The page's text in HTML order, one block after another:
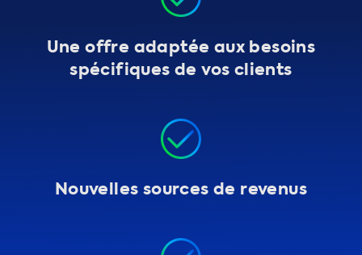
Une offre adaptée aux besoins
spécifiques de vos clients
Nouvelles sources de revenus